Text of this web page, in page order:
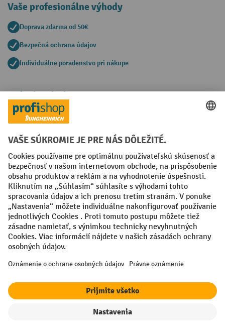
Vaše profesionálne výhody
Doprava zdarma od 50€
Bezpečná ochrana údajov
Individuálne poradenstvo pri nákupe
Spôsoby platby
Creditcard (Master)Creditcard (Visa)
Faktúra Predplatba
Sociálne siete
Facebook
YouTube
LinkedIn
Nastavenia ochrany osobných údajov
All prices excl. VAT plusshipping costsand possible delivery charges,
¹ Zľava platí do vypredania zásob. Zľava sa nevzťahuje na špeciálne